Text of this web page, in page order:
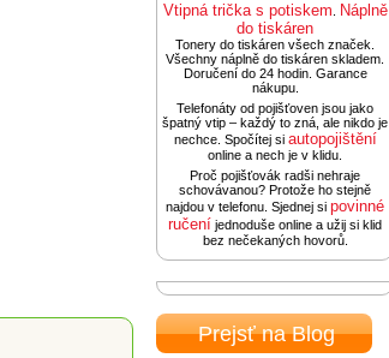
Vtipná trička s potiskem Náplně
do tiskáren
Tonery do tiskáren všech značek.
Všechny náplně do tiskáren skladem.
Doručení do 24 hodin. Garance
nákupu.
Telefonáty od pojišťoven jsou jako
špatný vtip – každý to zná, ale nikdo je
nechce. Spočítej si autopojištění
online a nech je v klidu.
Proč pojišťovák radši nehraje
schovávanou? Protože ho stejně
najdou v telefonu. Sjednej si povinné
ručení jednoduše online a užij si klid
bez nečekaných hovorů.
Prejsť na Blog